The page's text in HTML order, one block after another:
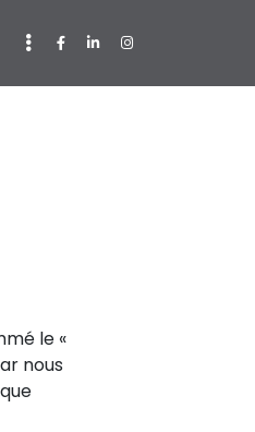
le «
nous